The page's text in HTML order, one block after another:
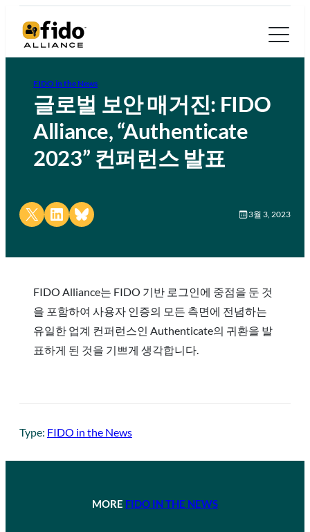
FIDO in the News
글로벌 보안 매거진: FIDO
Alliance, “Authenticate
2023” 컨퍼런스 발표
Share on X Share on LinkedIn
Share on Bluesky 3월 3, 2023
FIDO Alliance는 FIDO 기반 로그인에 중점을 둔 것
을 포함하여 사용자 인증의 모든 측면에 전념하는
유일한 업계 컨퍼런스인 Authenticate의 귀환을 발
표하게 된 것을 기쁘게 생각합니다.
Type: FIDO in the News
MORE FIDO IN THE NEWS